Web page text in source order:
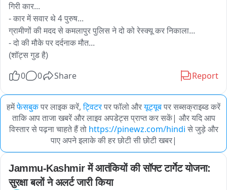
गिरी कार...
- कार में सवार थे 4 पुरुष...
ग्रामीणों की मदद से कमलापुर पुलिस ने दो को रेस्क्यू कर निकाला...
- दो की मौके पर दर्दनाक मौत...
(शॉट्स गुड है)
0 0 Share Report
हमेंफेसबुकपर लाइक करें, ट्विटरपर फॉलो औरयूट्यूबपर सब्सक्राइब्ड करें
ताकि आप ताजा खबरें और लाइव अपडेट्स प्राप्त कर सकें| और यदि आप
विस्तार से पढ़ना चाहते हैं तो https://pinewz.com/hindi से जुड़े और
पाए अपने इलाके की हर छोटी सी छोटी खबर|
Jammu-Kashmir में आतंकियों की सॉफ्ट टार्गेट योजना:
सुरक्षा बलों ने अलर्ट जारी किया